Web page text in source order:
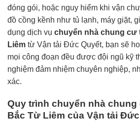
đóng gói, hoặc nguy hiểm khi vận
đồ cồng kềnh như tủ lạnh, máy giặt,
dụng dịch vụ chuyển nhà chung cư
Liêm từ Vận tải Đức Quyết, bạn sẽ
mọi công đoạn đều được đội ngũ kỹ
nghiệm đảm nhiệm chuyên nghiệp,
xác.
Quy trình chuyển nhà
Bắc Từ Liêm của Vận tải